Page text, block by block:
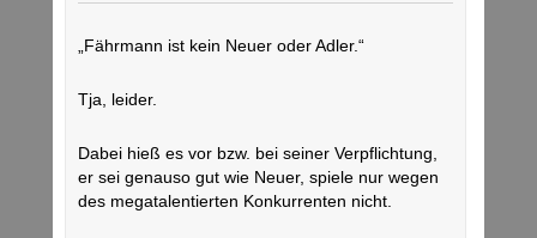
„Fährmann ist kein Neuer oder Adler.“
Tja, leider.
Dabei hieß es vor bzw. bei seiner Verpflichtung,
er sei genauso gut wie Neuer, spiele nur wegen
des megatalentierten Konkurrenten nicht.